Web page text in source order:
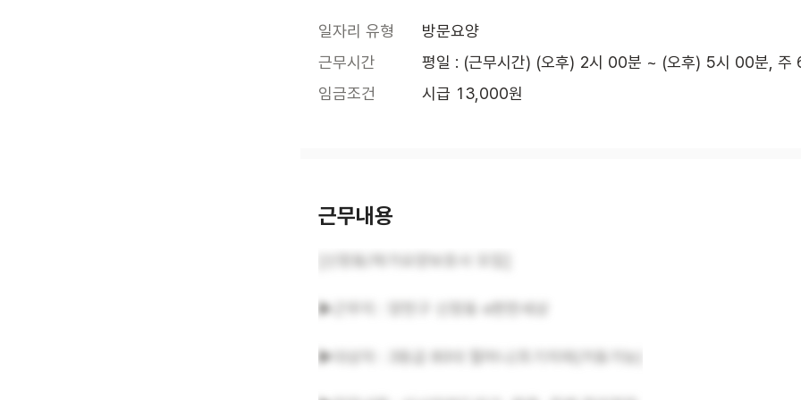
일자리 유형
방문요양
근무시간
평일 : (근무시간) (오후) 2시 00분 ~ (오후) 5시 00분, 주
임금조건
시급 13,000원
근무내용
▶근무지 : 양천구 신정동 e편한세상
▶대상자 : 3등급 80대 할머니/초기치매(거동가능)